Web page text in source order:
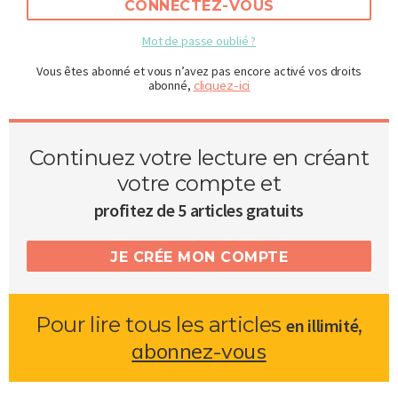
CONNECTEZ-VOUS
Mot de passe oublié ?
Vous êtes abonné et vous n’avez pas encore activé vos droits
abonné, cliquez-ici
Continuez votre lecture en créant
votre compte et
profitez de 5 articles gratuits
JE CRÉE MON COMPTE
Pour lire tous les articlesen illimité,
abonnez-vous